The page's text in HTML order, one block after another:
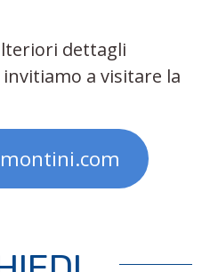
dettagli
a visitare la